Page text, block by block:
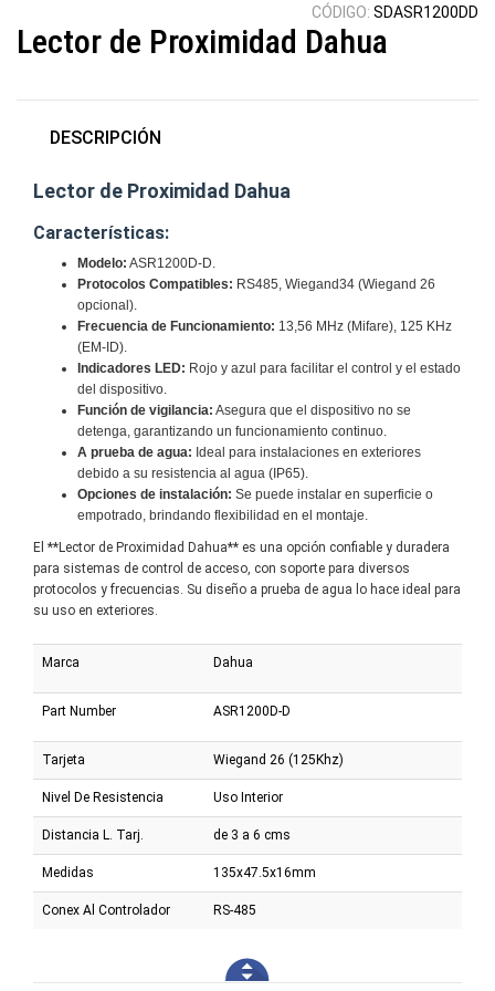
CÓDIGO: SDASR1200DD
Lector de Proximidad Dahua
DESCRIPCIÓN
Lector de Proximidad Dahua
Características:
Modelo: ASR1200D-D.
Protocolos Compatibles: RS485, Wiegand34 (Wiegand 26
opcional).
Frecuencia de Funcionamiento: 13,56 MHz (Mifare), 125 KHz
(EM-ID).
Indicadores LED: Rojo y azul para facilitar el control y el estado
del dispositivo.
Función de vigilancia: Asegura que el dispositivo no se
detenga, garantizando un funcionamiento continuo.
A prueba de agua: Ideal para instalaciones en exteriores
debido a su resistencia al agua (IP65).
Opciones de instalación: Se puede instalar en superficie o
empotrado, brindando flexibilidad en el montaje.
El **Lector de Proximidad Dahua** es una opción confiable y duradera
para sistemas de control de acceso, con soporte para diversos
protocolos y frecuencias. Su diseño a prueba de agua lo hace ideal para
su uso en exteriores.
Marca Dahua
Part Number ASR1200D-D
Tarjeta Wiegand 26 (125Khz)
Nivel De Resistencia Uso Interior
Distancia L. Tarj. de 3 a 6 cms
Medidas 135x47.5x16mm
Conex Al Controlador RS-485